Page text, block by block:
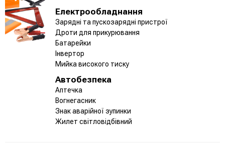
Електрообладнання
Зарядні та пускозарядні пристрої
Дроти для прикурювання
Батарейки
Інвертор
Мийка високого тиску
Автобезпека
Аптечка
Вогнегасник
Знак аварійної зупинки
Жилет світловідбівний